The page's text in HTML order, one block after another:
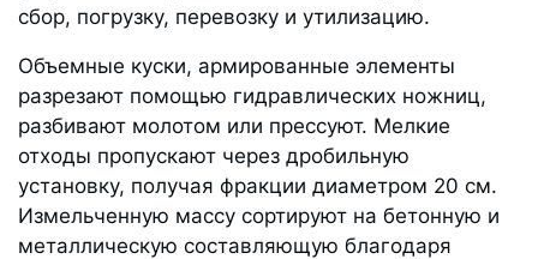
сбор, погрузку, перевозку и утилизацию.
Объемные куски, армированные элементы
разрезают помощью гидравлических ножниц,
разбивают молотом или прессуют. Мелкие
отходы пропускают через дробильную
установку, получая фракции диаметром 20 см.
Измельченную массу сортируют на бетонную и
металлическую составляющую благодаря